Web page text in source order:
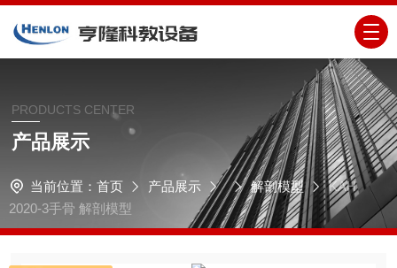
PRODUCTS CENTER
产品展示
当前位置： 首页 产品展示 解剖模型
KAH
2020-3手骨 解剖模型